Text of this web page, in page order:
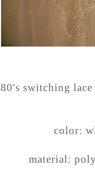
80's switching
color:
material: